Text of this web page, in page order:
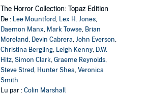
The Horror Collection: Topaz Edition
De : Lee Mountford, Lex H. Jones,
Daemon Manx, Mark Towse, Brian
Moreland, Devin Cabrera,John Everson,
Christina Bergling, Leigh Kenny, D.W.
Hitz,Simon Clark,Graeme Reynolds,
Steve Stred, Hunter Shea,Veronica
Smith
Lu par :Colin Marshall